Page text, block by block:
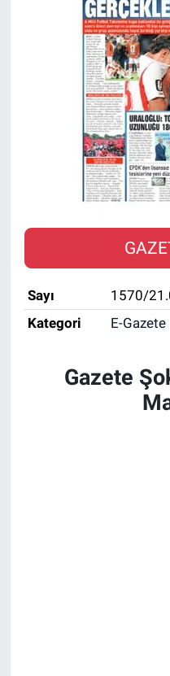
Sayı
1570/
Kategori
E-Gazete
Gazete
SAĞLIK
EKONOMİ
EĞİTİM
ÖZEL HABER
Keşfet
RESMİ İLANLAR